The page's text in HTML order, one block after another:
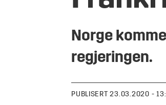
Norge
regjeringen.
PUBLISERT 23.03.2020 -